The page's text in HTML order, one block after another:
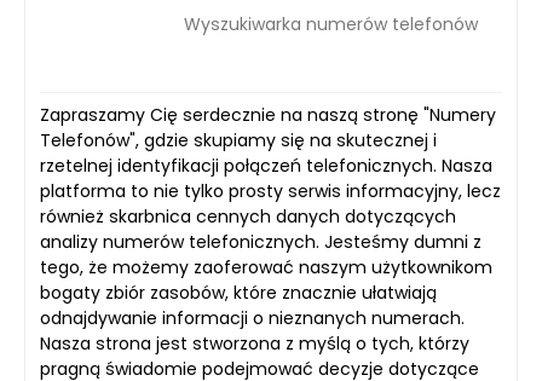
Wyszukiwarka numerów telefonów
Zapraszamy Cię serdecznie na naszą stronę "Numery
Telefonów", gdzie skupiamy się na skutecznej i
rzetelnej identyfikacji połączeń telefonicznych. Nasza
platforma to nie tylko prosty serwis informacyjny, lecz
również skarbnica cennych danych dotyczących
analizy numerów telefonicznych. Jesteśmy dumni z
tego, że możemy zaoferować naszym użytkownikom
bogaty zbiór zasobów, które znacznie ułatwiają
odnajdywanie informacji o nieznanych numerach.
Nasza strona jest stworzona z myślą o tych, którzy
pragną świadomie podejmować decyzje dotyczące